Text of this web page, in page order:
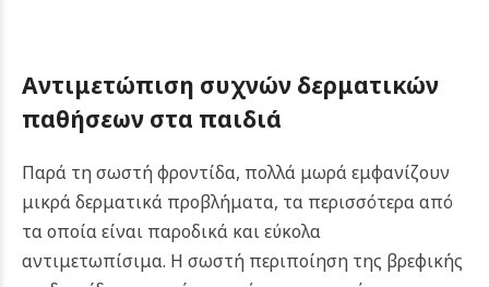
Αντιμετώπιση συχνών δερματικών
παθήσεων στα παιδιά
Παρά τη σωστή φροντίδα, πολλά μωρά εμφανίζουν
μικρά δερματικά προβλήματα, τα περισσότερα από
τα οποία είναι παροδικά και εύκολα
αντιμετωπίσιμα. Η σωστή περιποίηση της βρεφικής